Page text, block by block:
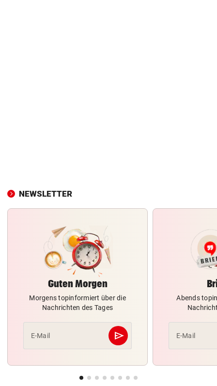
NEWSLETTER
Guten Morgen
Morgens topinformiert über die
Nachrichten des Tages
E-Mail send
Abschicken
Abends
E-Mail